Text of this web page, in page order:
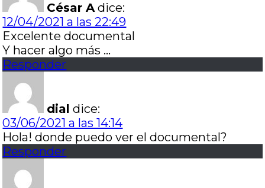
César A dice:
12/04/2021 a las 22:49
Excelente documental
Y hacer algo más …
Responder
dial dice:
03/06/2021 a las 14:14
Hola! donde puedo ver el documental?
Responder